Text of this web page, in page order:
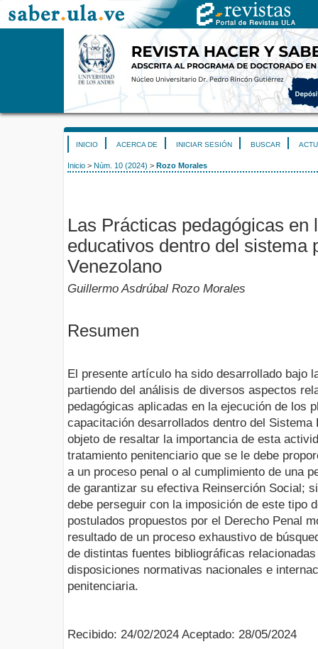
INICIO ACERCA DE INICIAR SESIÓN BUSCAR
Inicio > Núm. 10 (2024) > Rozo Morales
Las Prácticas pedagógicas en
educativos dentro del sistema
Venezolano
Guillermo Asdrúbal Rozo Morales
Resumen
El presente artículo ha sido desarrollado bajo
partiendo del análisis de diversos aspectos
pedagógicas aplicadas en la ejecución de los
capacitación desarrollados dentro del Sistema
objeto de resaltar la importancia de esta
tratamiento penitenciario que se le debe
a un proceso penal o al cumplimiento de una
de garantizar su efectiva Reinserción Social;
debe perseguir con la imposición de este tipo
postulados propuestos por el Derecho Penal
resultado de un proceso exhaustivo de
de distintas fuentes bibliográficas
disposiciones normativas nacionales e
penitenciaria.
Recibido: 24/02/2024 Aceptado: 28/05/2024